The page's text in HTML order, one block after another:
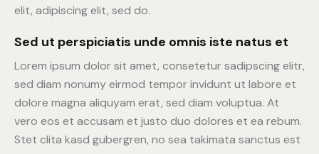
elit, adipiscing elit, sed do.
Sed ut perspiciatis unde omnis iste natus et
Lorem ipsum dolor sit amet, consetetur sadipscing elitr,
sed diam nonumy eirmod tempor invidunt ut labore et
dolore magna aliquyam erat, sed diam voluptua. At
vero eos et accusam et justo duo dolores et ea rebum.
Stet clita kasd gubergren, no sea takimata sanctus est